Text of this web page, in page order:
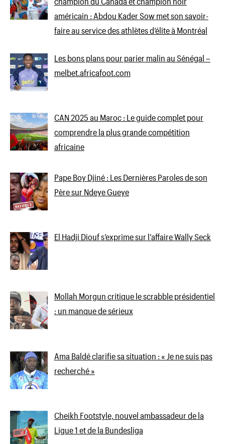
américain : Abdou Kader Sow met son savoir-
faire au service des athlètes d’élite à Montréal
Les bons plans pour parier malin au Sénégal –
melbet.africafoot.com
CAN 2025 au Maroc : Le guide complet pour
comprendre la plus grande compétition
africaine
Pape Boy Djiné : Les Dernières Paroles de son
Père sur Ndeye Gueye
El Hadji Diouf s’exprime sur l’affaire Wally Seck
Mollah Morgun critique le scrabble présidentiel
: un manque de sérieux
Ama Baldé clarifie sa situation : « Je ne suis pas
recherché »
Cheikh Footstyle, nouvel ambassadeur de la
Ligue 1 et de la Bundesliga